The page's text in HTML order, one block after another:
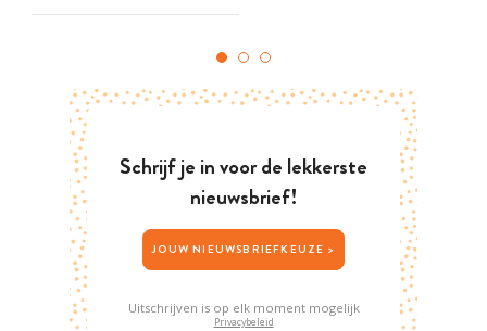
Schrijf je in voor de lekkerste
nieuwsbrief!
JOUW NIEUWSBRIEFKEUZE >
Uitschrijven is op elk moment mogelijk
Privacybeleid